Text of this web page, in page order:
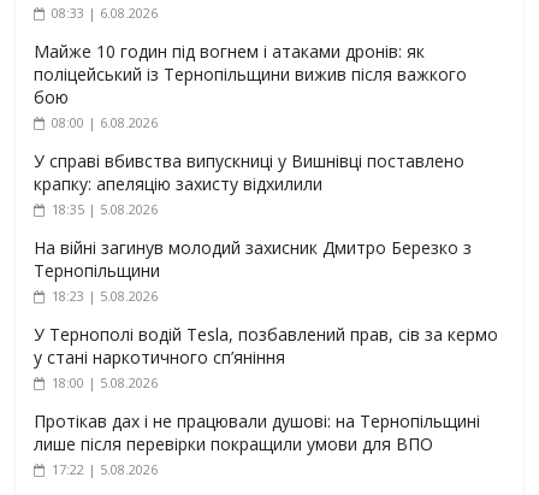
08:33 | 6.08.2026
Майже 10 годин під вогнем і атаками дронів: як
поліцейський із Тернопільщини вижив після важкого
бою
08:00 | 6.08.2026
У справі вбивства випускниці у Вишнівці поставлено
крапку: апеляцію захисту відхилили
18:35 | 5.08.2026
На війні загинув молодий захисник Дмитро Березко з
Тернопільщини
18:23 | 5.08.2026
У Тернополі водій Tesla, позбавлений прав, сів за кермо
у стані наркотичного сп’яніння
18:00 | 5.08.2026
Протікав дах і не працювали душові: на Тернопільщині
лише після перевірки покращили умови для ВПО
17:22 | 5.08.2026